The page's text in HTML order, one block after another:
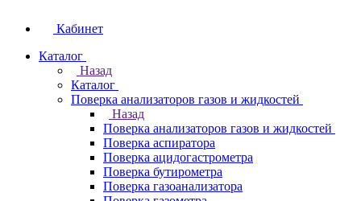
Кабинет
Каталог
Назад
Каталог
Поверка анализаторов газов и жидкостей
Назад
Поверка анализаторов газов и жидкостей
Поверка аспиратора
Поверка ацидогастрометра
Поверка бутирометра
Поверка газоанализатора